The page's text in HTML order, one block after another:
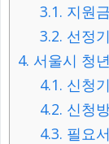
3.1. 지원
3.2. 선정
4. 서울시 청
4.1. 신청
4.2. 신청
4.3. 필요